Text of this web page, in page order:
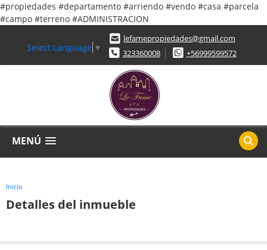
#propiedades #departamento #arriendo #vendo #casa #parcela
#campo #terreno #ADMINISTRACION
Select Language ▼
lefamepropiedades@gmail.com
323360008
+56999599572
MENÚ
Inicio
Detalles del inmueble